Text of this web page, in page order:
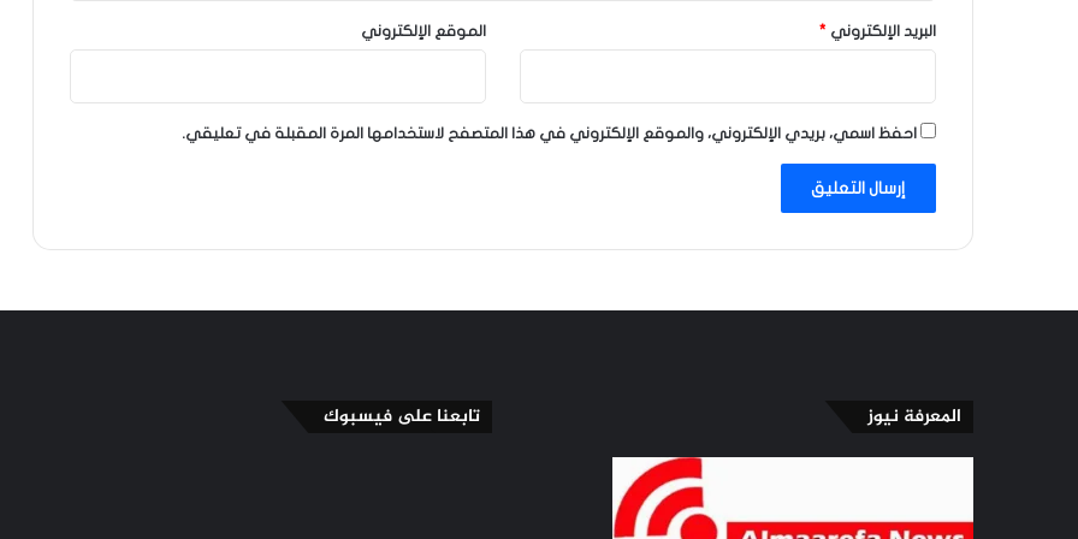
البريد الإلكتروني * الموقع الإلكتروني
احفظ اسمي، بريدي الإلكتروني، والموقع الإلكتروني في هذا المتصفح لاستخدامها المرة المقبلة في تعليقي.
المعرفة نيوز تابعنا على فيسبوك